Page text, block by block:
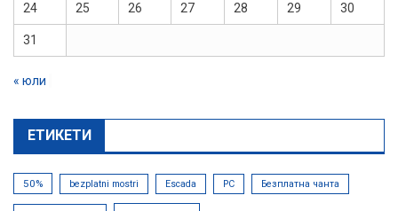
24 25 26 27 28 29 30
31
« юли
ЕТИКЕТИ
50% bezplatni mostri Escada PC Безплатна чанта